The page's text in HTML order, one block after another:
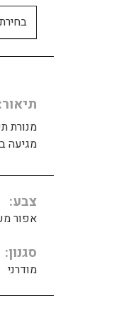
תיאור
מנורת
מגיעה
צבע
אפור
סגנון
מודרני